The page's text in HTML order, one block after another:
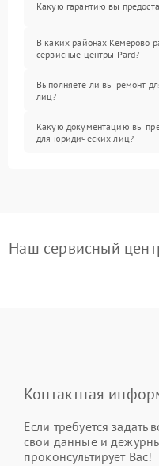
Какую гарантию вы
В каких районах Кемерово
сервисные центры Pard?
Выполняете ли вы ремонт
лиц?
Какую документацию вы
для юридических лиц?
Наш сервисный
Контактная
Если требуется задать
свои данные и
проконсультирует Вас!